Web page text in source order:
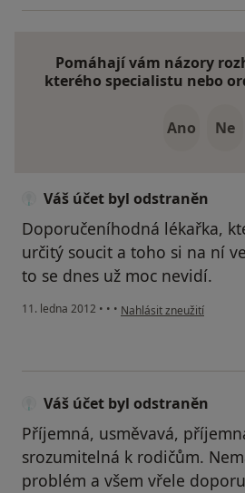
Pomáhají vám názory
kterého specialistu nebo
Ano Ne
Váš účet byl odstraněn
Doporučeníhodná lékařka,
určitý soucit a toho si na ní
to se dnes už moc nevidí.
11. ledna 2012 • • • podle názoru uživatele
Nahlásit zneužití
Váš účet byl odstraněn
Příjemná, usměvavá,
srozumitelná k rodičům.
problém a všem vřele